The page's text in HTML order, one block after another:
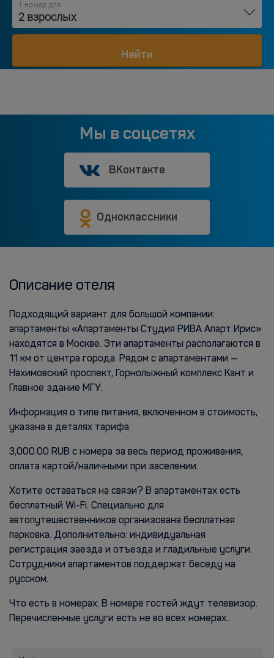
1 номер для
2 взрослых
Найти
Мы в соцсетях
ВКонтакте
Одноклассники
Описание отеля
Подходящий вариант для большой компании:
апартаменты «Апартаменты Студия РИВА Апарт Ирис»
находятся в Москве. Эти апартаменты располагаются в
11 км от центра города. Рядом с апартаментами —
Нахимовский проспект, Горнолыжный комплекс Кант и
Главное здание МГУ.
Информация о типе питания, включенном в стоимость,
указана в деталях тарифа.
3,000.00 RUB с номера за весь период проживания,
оплата картой/наличными при заселении.
Хотите оставаться на связи? В апартаментах есть
бесплатный Wi-Fi. Специально для
автопутешественников организована бесплатная
парковка. Дополнительно: индивидуальная
регистрация заезда и отъезда и гладильные услуги.
Сотрудники апартаментов поддержат беседу на
русском.
Что есть в номерах: В номере гостей ждут телевизор.
Перечисленные услуги есть не во всех номерах..